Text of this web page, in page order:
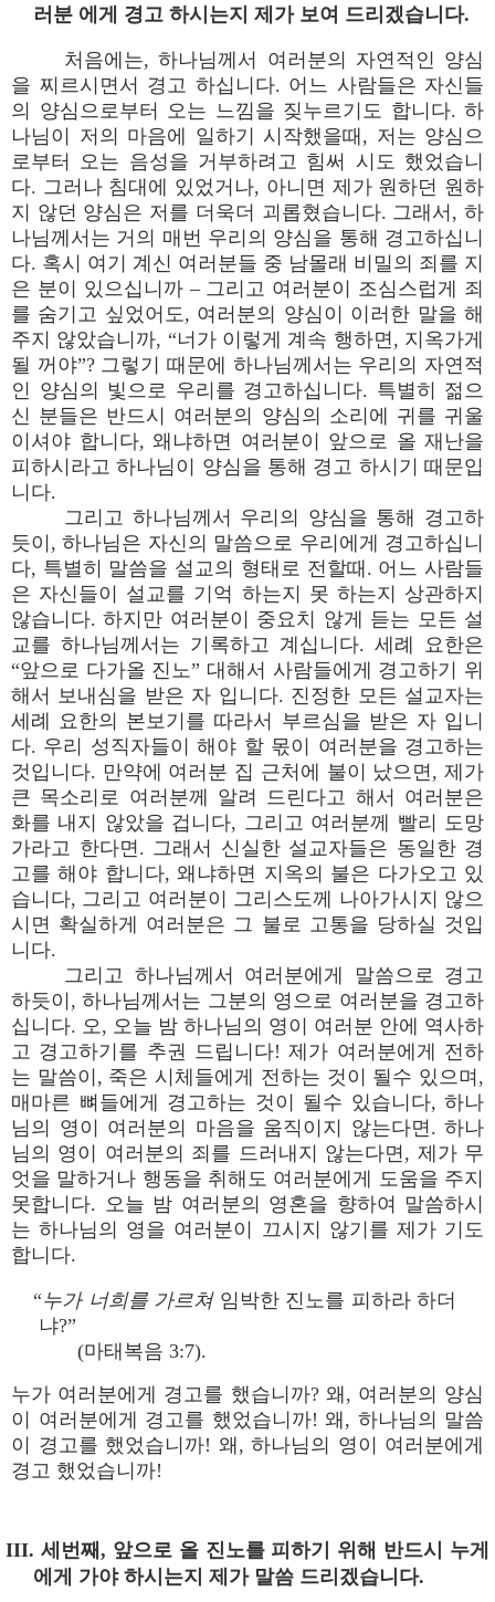
러분 에게 경고 하시는지 제가 보여 드리겠습니다.
처음에는, 하나님께서 여러분의 자연적인 양심
을 찌르시면서 경고 하십니다. 어느 사람들은 자신들
의 양심으로부터 오는 느낌을 짖누르기도 합니다. 하
나님이 저의 마음에 일하기 시작했을때, 저는 양심으
로부터 오는 음성을 거부하려고 힘써 시도 했었습니
다. 그러나 침대에 있었거나, 아니면 제가 원하던 원하
지 않던 양심은 저를 더욱더 괴롭혔습니다. 그래서, 하
나님께서는 거의 매번 우리의 양심을 통해 경고하십니
다. 혹시 여기 계신 여러분들 중 남몰래 비밀의 죄를 지
은 분이 있으십니까 – 그리고 여러분이 조심스럽게 죄
를 숨기고 싶었어도, 여러분의 양심이 이러한 말을 해
주지 않았습니까, “너가 이렇게 계속 행하면, 지옥가게
될 꺼야”? 그렇기 때문에 하나님께서는 우리의 자연적
인 양심의 빛으로 우리를 경고하십니다. 특별히 젊으
신 분들은 반드시 여러분의 양심의 소리에 귀를 귀울
이셔야 합니다, 왜냐하면 여러분이 앞으로 올 재난을
피하시라고 하나님이 양심을 통해 경고 하시기 때문입
니다.
그리고 하나님께서 우리의 양심을 통해 경고하
듯이, 하나님은 자신의 말씀으로 우리에게 경고하십니
다, 특별히 말씀을 설교의 형태로 전할때. 어느 사람들
은 자신들이 설교를 기억 하는지 못 하는지 상관하지
않습니다. 하지만 여러분이 중요치 않게 듣는 모든 설
교를 하나님께서는 기록하고 계십니다. 세례 요한은
“앞으로 다가올 진노” 대해서 사람들에게 경고하기 위
해서 보내심을 받은 자 입니다. 진정한 모든 설교자는
세례 요한의 본보기를 따라서 부르심을 받은 자 입니
다. 우리 성직자들이 해야 할 몫이 여러분을 경고하는
것입니다. 만약에 여러분 집 근처에 불이 났으면, 제가
큰 목소리로 여러분께 알려 드린다고 해서 여러분은
화를 내지 않았을 겁니다, 그리고 여러분께 빨리 도망
가라고 한다면. 그래서 신실한 설교자들은 동일한 경
고를 해야 합니다, 왜냐하면 지옥의 불은 다가오고 있
습니다, 그리고 여러분이 그리스도께 나아가시지 않으
시면 확실하게 여러분은 그 불로 고통을 당하실 것입
니다.
그리고 하나님께서 여러분에게 말씀으로 경고
하듯이, 하나님께서는 그분의 영으로 여러분을 경고하
십니다. 오, 오늘 밤 하나님의 영이 여러분 안에 역사하
고 경고하기를 추권 드립니다! 제가 여러분에게 전하
는 말씀이, 죽은 시체들에게 전하는 것이 될수 있으며,
매마른 뼈들에게 경고하는 것이 될수 있습니다, 하나
님의 영이 여러분의 마음을 움직이지 않는다면. 하나
님의 영이 여러분의 죄를 드러내지 않는다면, 제가 무
엇을 말하거나 행동을 취해도 여러분에게 도움을 주지
못합니다. 오늘 밤 여러분의 영혼을 향하여 말씀하시
는 하나님의 영을 여러분이 끄시지 않기를 제가 기도
합니다.
“누가 너희를 가르쳐임박한 진노를 피하라 하더
냐?”
(마태복음 3:7).
누가 여러분에게 경고를 했습니까? 왜, 여러분의 양심
이 여러분에게 경고를 했었습니까! 왜, 하나님의 말씀
이 경고를 했었습니까! 왜, 하나님의 영이 여러분에게
경고 했었습니까!
III. 세번째, 앞으로 올 진노를 피하기 위해 반드시 누게
에게 가야 하시는지 제가 말씀 드리겠습니다.